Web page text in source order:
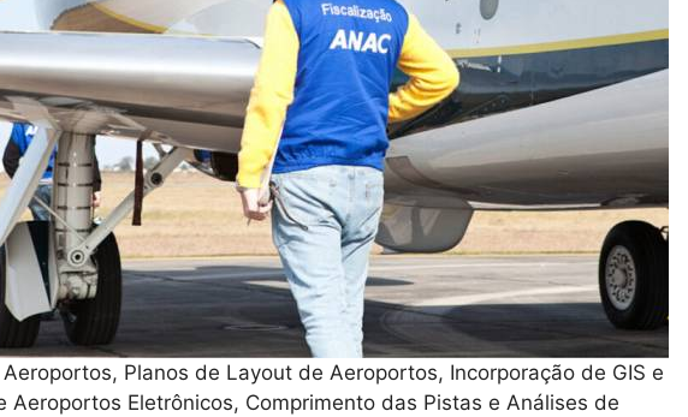
Planos de Layout de Aeroportos, Incorporação de GIS e
Aeroportos Eletrônicos, Comprimento das Pistas e Análises de